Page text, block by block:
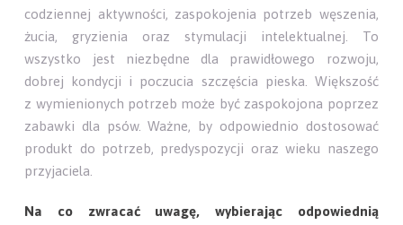
codziennej aktywności, zaspokojenia potrzeb węszenia,
żucia, gryzienia oraz stymulacji intelektualnej. To
wszystko jest niezbędne dla prawidłowego rozwoju,
dobrej kondycji i poczucia szczęścia pieska. Większość
z wymienionych potrzeb może być zaspokojona poprzez
zabawki dla psów. Ważne, by odpowiednio dostosować
produkt do potrzeb, predyspozycji oraz wieku naszego
przyjaciela.
Na co zwracać uwagę, wybierając odpowiednią